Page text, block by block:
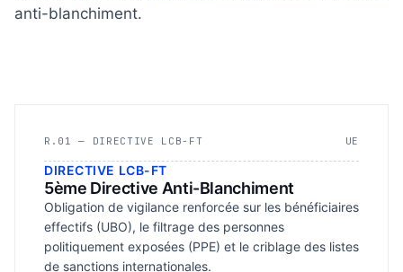
anti-blanchiment.
R.01 — DIRECTIVE LCB-FT UE
DIRECTIVE LCB-FT
5ème Directive Anti-Blanchiment
Obligation de vigilance renforcée sur les bénéficiaires
effectifs (UBO), le filtrage des personnes
politiquement exposées (PPE) et le criblage des listes
de sanctions internationales.